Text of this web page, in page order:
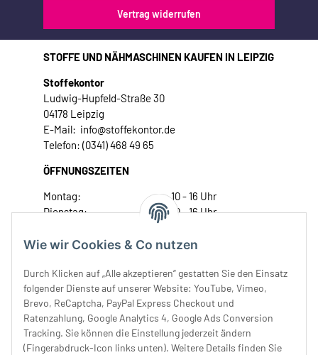
Wie wir Cookies & Co nutzen
Durch Klicken auf „Alle akzeptieren“ gestatten Sie den Einsatz
folgender Dienste auf unserer Website: YouTube, Vimeo,
Brevo, ReCaptcha, PayPal Express Checkout und
Ratenzahlung, Google Analytics 4, Google Ads Conversion
Tracking. Sie können die Einstellung jederzeit ändern
(Fingerabdruck-Icon links unten). Weitere Details finden Sie
Vertrag widerrufen
STOFFE UND NÄHMASCHINEN KAUFEN IN LEIPZIG
Stoffekontor
Ludwig-Hupfeld-Straße 30
04178 Leipzig
E-Mail: info@stoffekontor.de
Telefon: (0341) 468 49 65
ÖFFNUNGSZEITEN
Montag:
10 - 16 Uhr
Dienstag:
10 - 16 Uhr
Donnerstag:
10 - 18 Uhr
Samstag:
10 - 14 Uhr
Unser Service
Rechtliches